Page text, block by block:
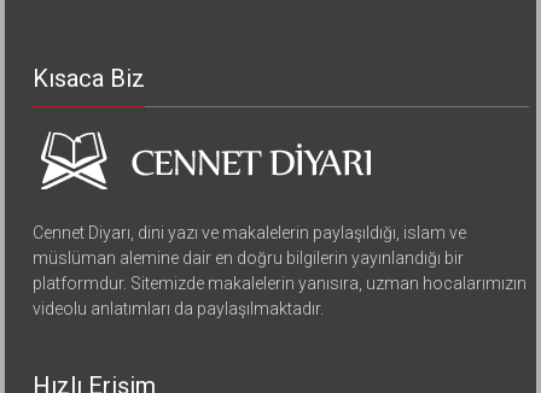
Kısaca Biz
Cennet Diyarı, dini yazı ve makalelerin paylaşıldığı, islam ve
müslüman alemine dair en doğru bilgilerin yayınlandığı bir
platformdur. Sitemizde makalelerin yanısıra, uzman hocalarımızın
videolu anlatımları da paylaşılmaktadır.
Hızlı Erişim